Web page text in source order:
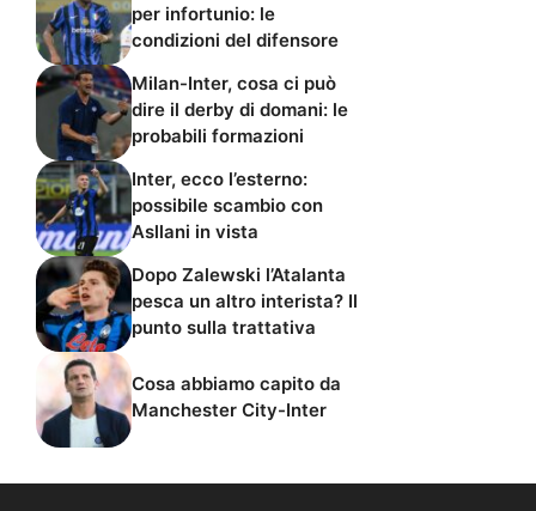
per infortunio: le
condizioni del difensore
Milan-Inter, cosa ci può
dire il derby di domani: le
probabili formazioni
Inter, ecco l’esterno:
possibile scambio con
Asllani in vista
Dopo Zalewski l’Atalanta
pesca un altro interista? Il
punto sulla trattativa
Cosa abbiamo capito da
Manchester City-Inter